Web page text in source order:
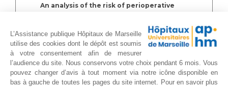
An analysis of the risk of perioperative
Breuleux C, Gondran-Tellier B, Guerin V,
McManus R, Pauly V, Lechevallier E,
Albanese J, Baboudjian M.
L’Assistance publique Hôpitaux de Marseille
utilise des cookies dont le dépôt est soumis
à votre consentement afin de mesurer
l’audience du site. Nous conservons votre choix pendant 6 mois. Vous
pouvez changer d’avis à tout moment via notre icône disponible en
bas à gauche de toutes les pages du site internet. Pour en savoir plus